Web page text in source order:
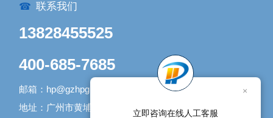
☎ 联系我们
13828455525
400-685-7685
邮箱：hp@gzhpgroup.com
地址：广州市黄埔区开发大道1338号1号库
×
立即咨询在线人工客服